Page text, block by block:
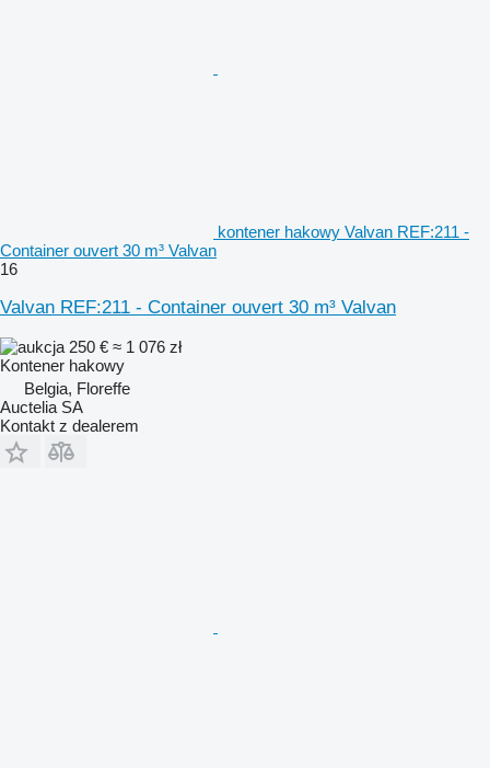
kontener hakowy Valvan REF:211 -
Container ouvert 30 m³ Valvan
16
Valvan REF:211 - Container ouvert 30 m³ Valvan
250 € ≈ 1 076 zł
Kontener hakowy
Belgia, Floreffe
Auctelia SA
Kontakt z dealerem